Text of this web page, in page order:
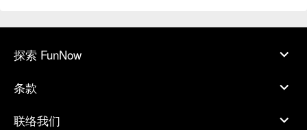
探索 FunNow
条款
联络我们